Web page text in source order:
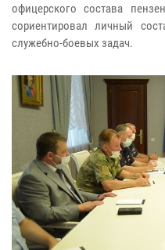
офицерского состава
сориентировал личный
служебно-боевых задач.